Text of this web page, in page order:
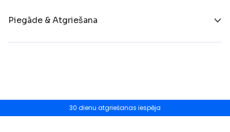
Piegāde & Atgriešana
30 dienu atgriešanas iespēja